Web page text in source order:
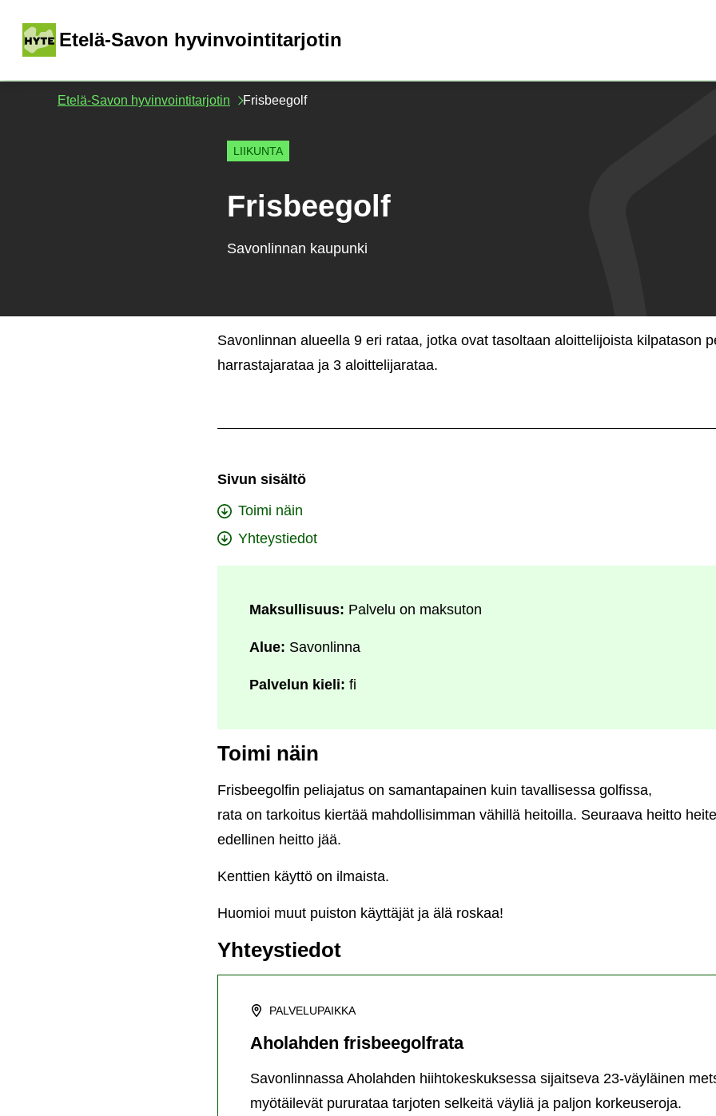
sisältöön
Etelä-Savon hyvinvointitarjotin
Etelä-Savon hyvinvointitarjotin Frisbeegolf
LIIKUNTA
Frisbeegolf
Savonlinnan kaupunki
Savonlinnan alueella 9 eri rataa, jotka ovat tasoltaan aloittelijoista kilpatason
harrastajarataa ja 3 aloittelijarataa.
Sivun sisältö
Toimi näin
Yhteystiedot
Maksullisuus: Palvelu on maksuton
Alue: Savonlinna
Palvelun kieli: fi
Toimi näin
Frisbeegolfin peliajatus on samantapainen kuin tavallisessa golfissa,
rata on tarkoitus kiertää mahdollisimman vähillä heitoilla. Seuraava heitto
edellinen heitto jää.
Kenttien käyttö on ilmaista.
Huomioi muut puiston käyttäjät ja älä roskaa!
Yhteystiedot
PALVELUPAIKKA
Aholahden frisbeegolfrata
Savonlinnassa Aholahden hiihtokeskuksessa sijaitseva 23-väyläinen
myötäilevät pururataa tarjoten selkeitä väyliä ja paljon korkeuseroja.